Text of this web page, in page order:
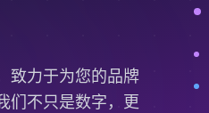
致力于为您的品牌
们不只是数字，更